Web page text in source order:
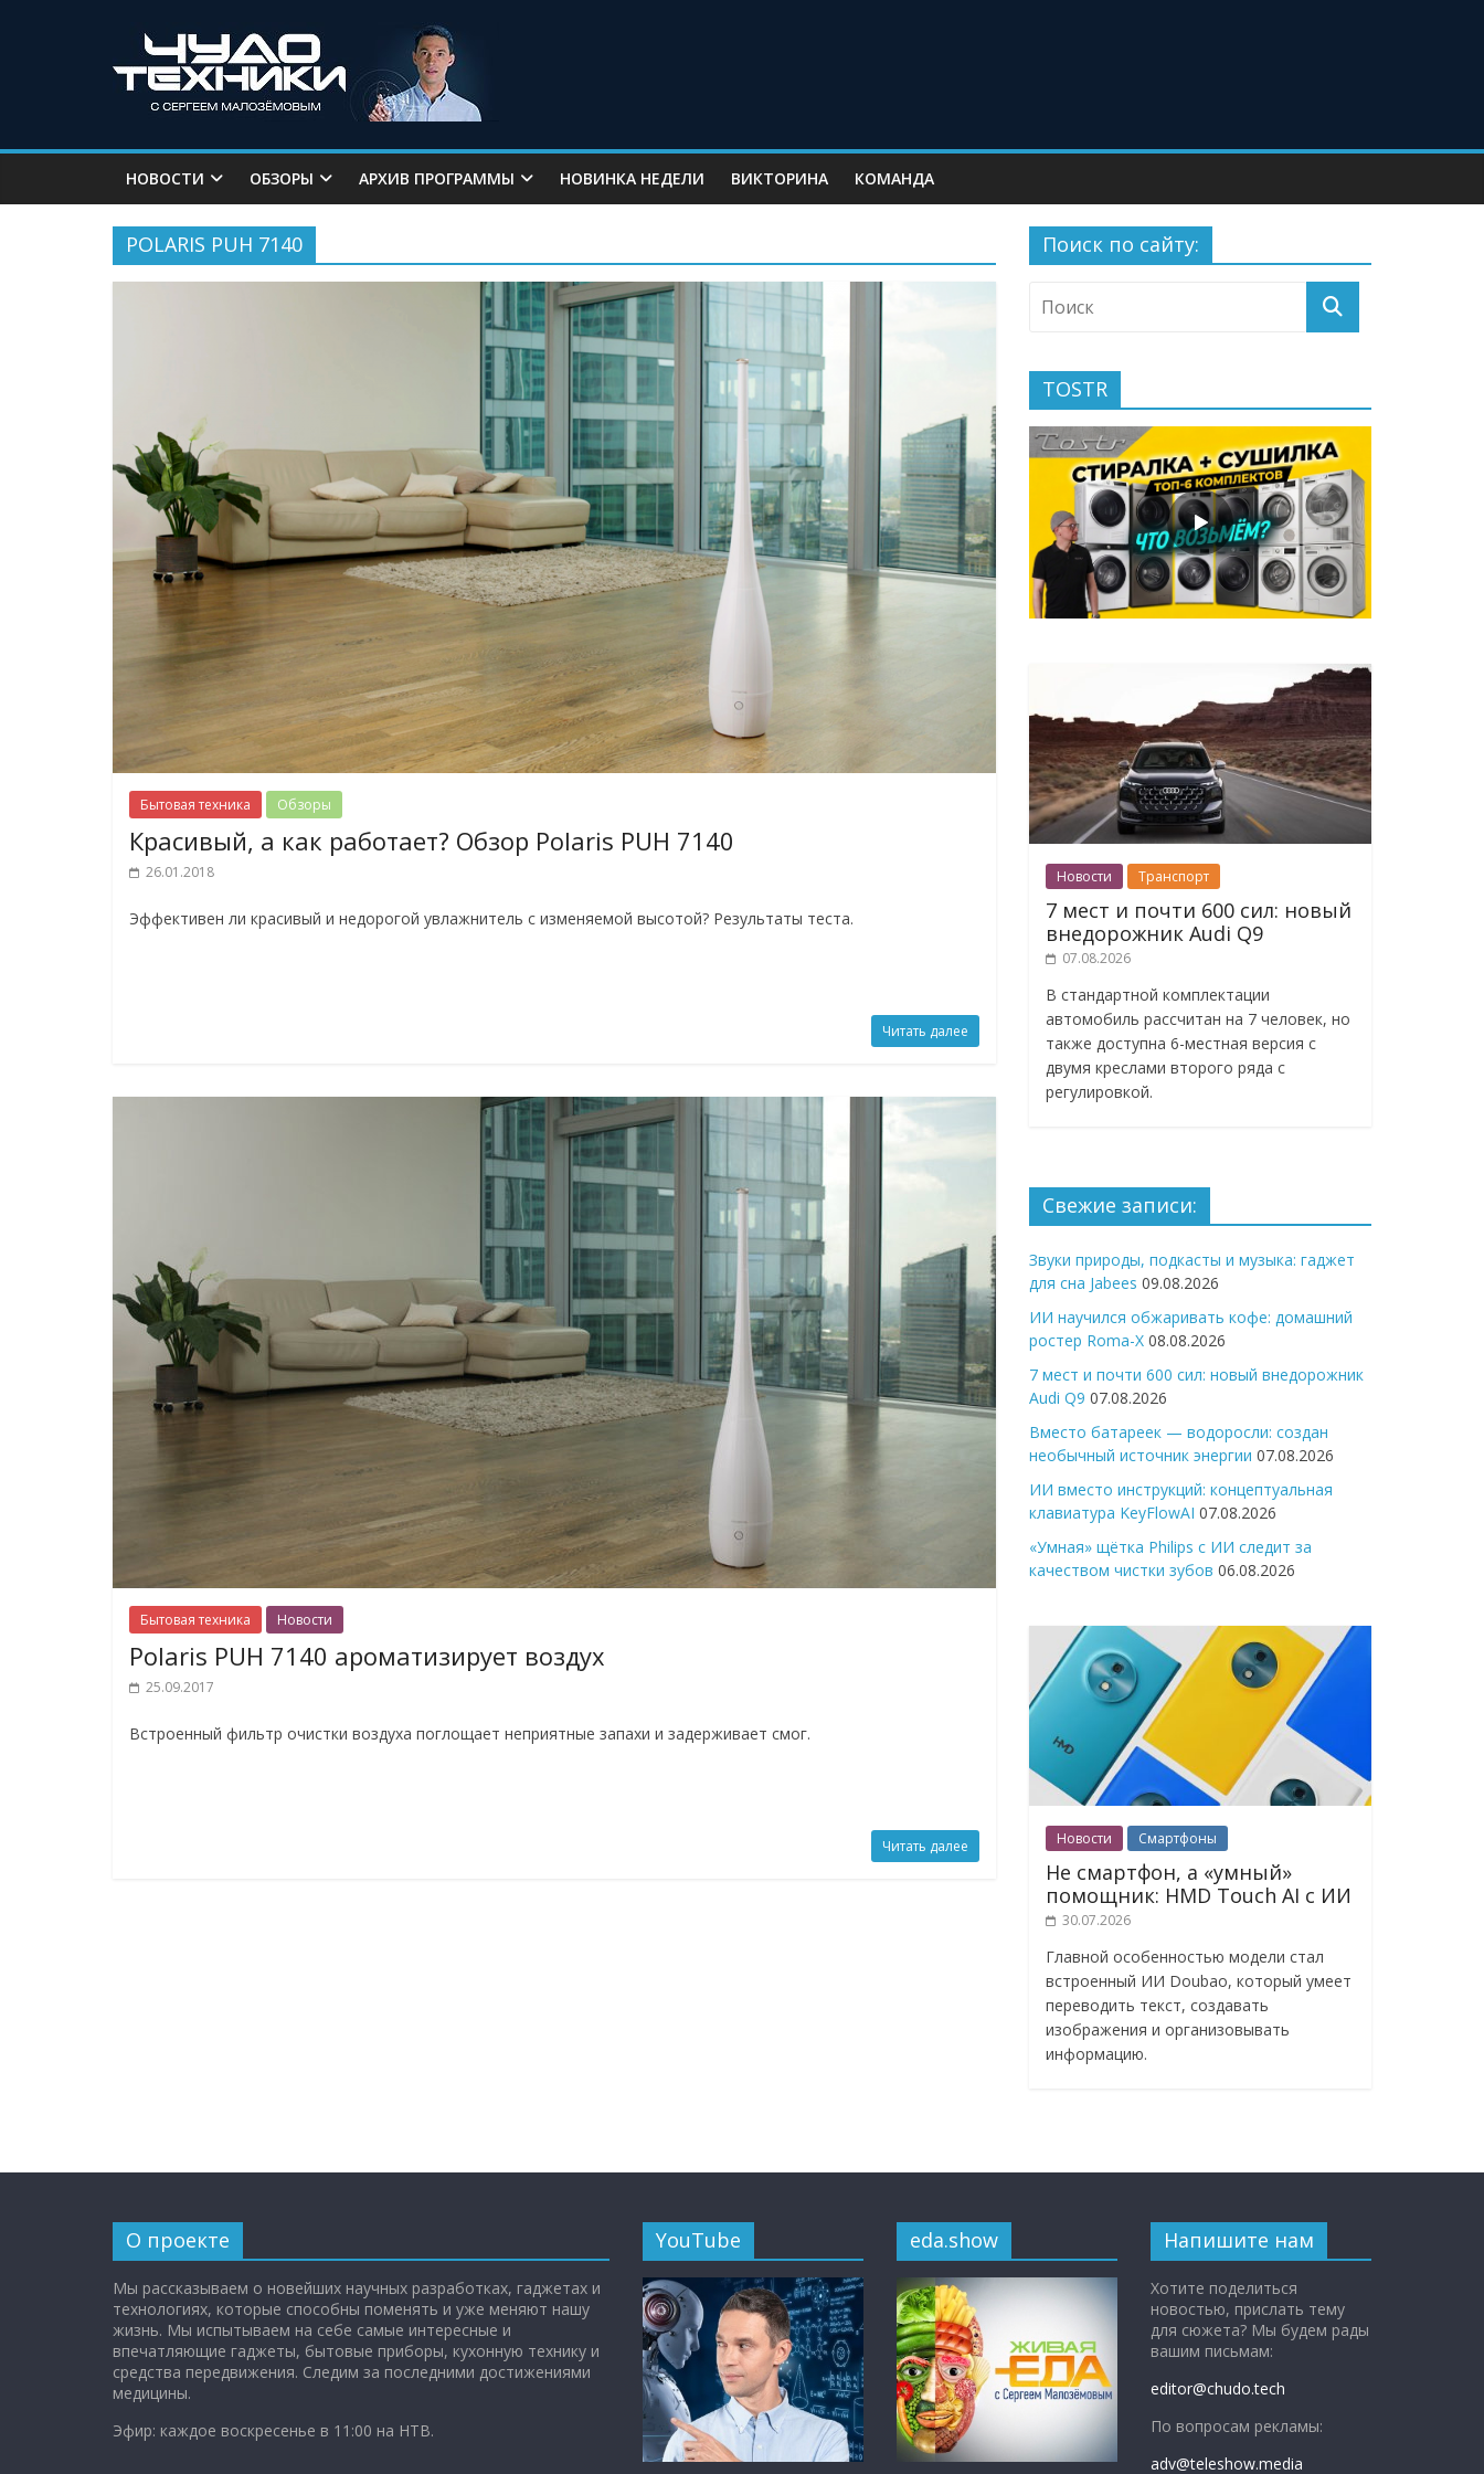
НОВОСТИ ОБЗОРЫ АРХИВ ПРОГРАММЫ НОВИНКА НЕДЕЛИ ВИКТОРИНА КОМАНДА
POLARIS PUH 7140
Бытовая техника Обзоры
Красивый, а как работает? Обзор Polaris PUH 7140
26.01.2018
Эффективен ли красивый и недорогой увлажнитель с изменяемой высотой? Результаты теста.
Читать далее
Бытовая техника Новости
Polaris PUH 7140 ароматизирует воздух
25.09.2017
Встроенный фильтр очистки воздуха поглощает неприятные запахи и задерживает смог.
Читать далее
Поиск по сайту:
TOSTR
Новости Транспорт
7 мест и почти 600 сил: новый
внедорожник Audi Q9
07.08.2026
В стандартной комплектации
автомобиль рассчитан на 7 человек, но
также доступна 6-местная версия с
двумя креслами второго ряда с
регулировкой.
Свежие записи:
Звуки природы, подкасты и музыка: гаджет
для сна Jabees 09.08.2026
ИИ научился обжаривать кофе: домашний
ростер Roma-X 08.08.2026
7 мест и почти 600 сил: новый внедорожник
Audi Q9 07.08.2026
Вместо батареек — водоросли: создан
необычный источник энергии 07.08.2026
ИИ вместо инструкций: концептуальная
клавиатура KeyFlowAI 07.08.2026
«Умная» щётка Philips с ИИ следит за
качеством чистки зубов 06.08.2026
Новости Смартфоны
Не смартфон, а «умный»
помощник: HMD Touch AI с ИИ
30.07.2026
Главной особенностью модели стал
встроенный ИИ Doubao, который умеет
переводить текст, создавать
изображения и организовывать
информацию.
О проекте
Мы рассказываем о новейших научных разработках, гаджетах и
технологиях, которые способны поменять и уже меняют нашу
жизнь. Мы испытываем на себе самые интересные и
впечатляющие гаджеты, бытовые приборы, кухонную технику и
средства передвижения. Следим за последними достижениями
медицины.
Эфир: каждое воскресенье в 11:00 на НТВ.
YouTube eda.show Напишите нам
Хотите поделиться
новостью, прислать тему
для сюжета? Мы будем рады
вашим письмам:
editor@chudo.tech
По вопросам рекламы:
adv@teleshow.media